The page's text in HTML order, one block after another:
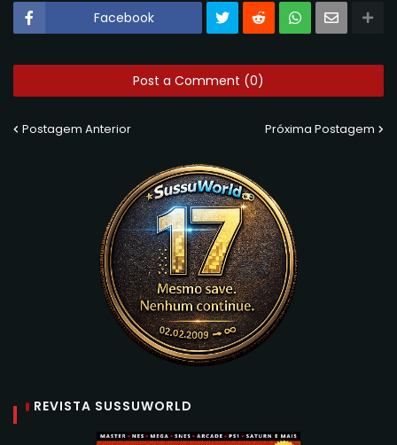
Facebook
Post a Comment (0)
Postagem Anterior Próxima Postagem
REVISTA SUSSUWORLD